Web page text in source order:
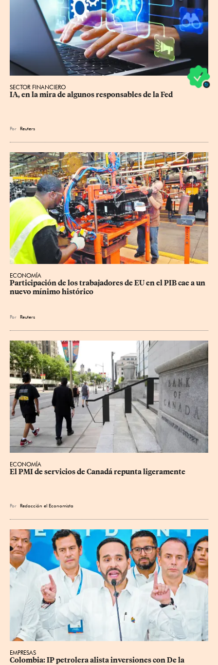
SECTOR FINANCIERO
IA, en la mira de algunos responsables de la Fed
Por Reuters
ECONOMÍA
Participación de los trabajadores de EU en el PIB cae a un
nuevo mínimo histórico
Por Reuters
ECONOMÍA
El PMI de servicios de Canadá repunta ligeramente
Por Redacción el Economista
EMPRESAS
Colombia: IP petrolera alista inversiones con De la